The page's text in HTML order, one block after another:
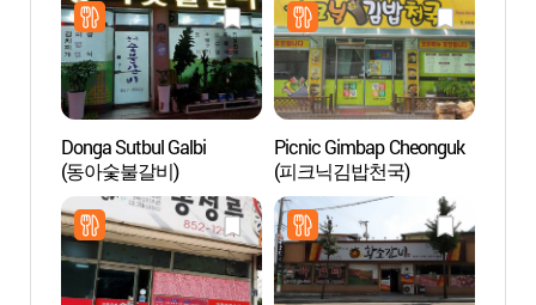
Donga Sutbul Galbi
(동아숯불갈비)
Picnic Gimbap Cheonguk
(피크닉김밥천국)